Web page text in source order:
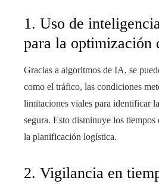
1. Uso de
para la optimización
Gracias a algoritmos de IA, se
como el tráfico, las condiciones
limitaciones viales para identificar
segura. Esto disminuye los tiempos
la planificación logística.
2. Vigilancia en